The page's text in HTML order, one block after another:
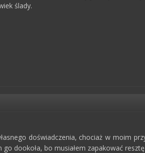
ślady.
doświadczenia, chociaż w moim
dookoła, bo musiałem zapakować